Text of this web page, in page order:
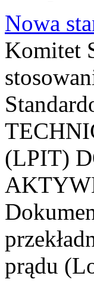
Nowa
Komitet
(LPIT)
prądu